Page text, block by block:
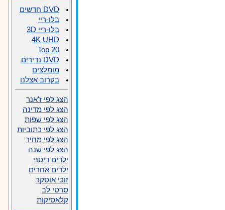
DVD חדשים
בלו-ריי
בלו-ריי 3D
4K UHD
Top 20
DVD נדירים
מומלצים
בקרוב אצלנו
הצג לפי ז'אנר
הצג לפי מדינה
הצג לפי שפות
הצג לפי כתוביות
הצג לפי מחיר
הצג לפי שנה
ילדים דיסני
ילדים אחרים
זוכי אוסקר
סרטי לב
קלאסיקות